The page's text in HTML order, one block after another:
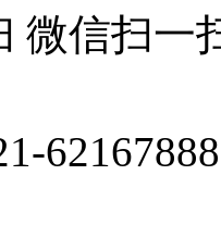
微信扫一
62167888